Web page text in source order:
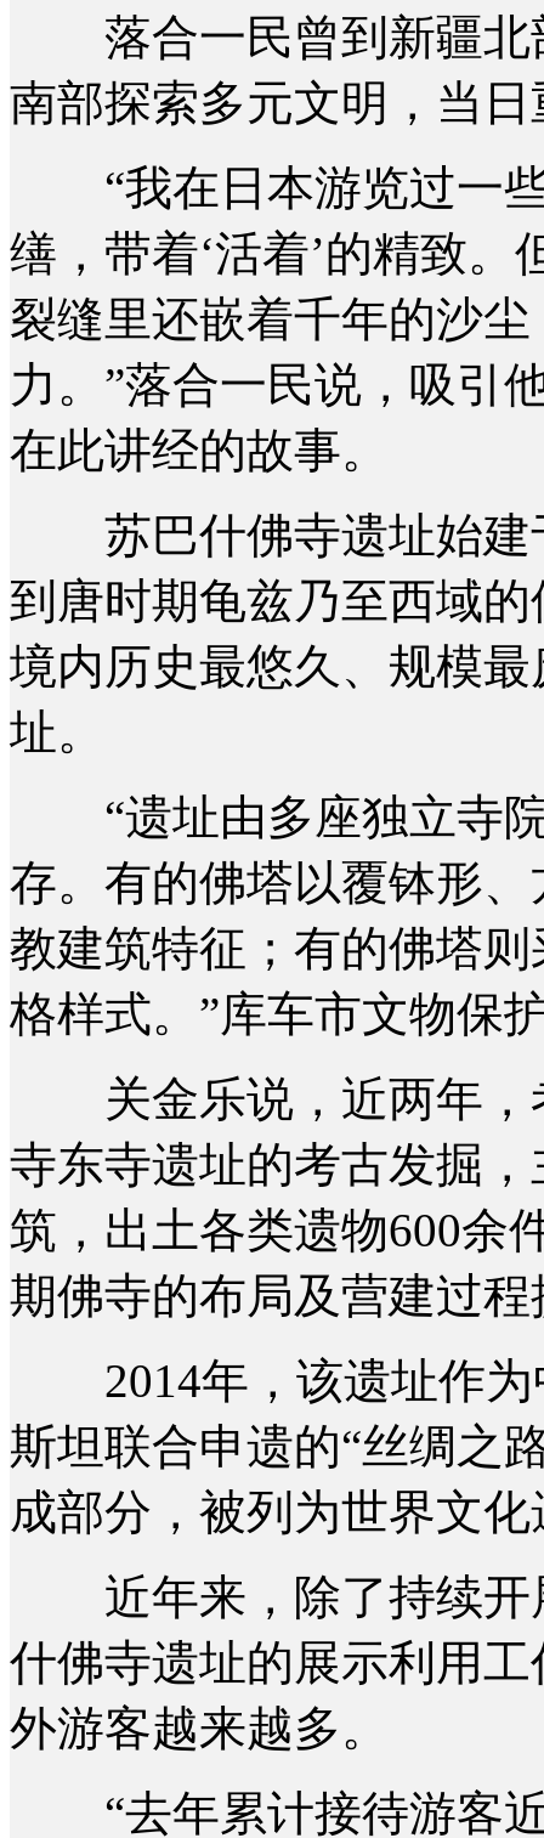
落合一民曾到新疆北
南部探索多元文明，当
“我在日本游览过一些
缮，带着‘活着’的精致
裂缝里还嵌着千年的沙
力。”落合一民说，吸引
在此讲经的故事。
苏巴什佛寺遗址始建
到唐时期龟兹乃至西域
境内历史最悠久、规模
址。
“遗址由多座独立寺院
存。有的佛塔以覆钵形
教建筑特征；有的佛塔
格样式。”库车市文物保
关金乐说，近两年，
寺东寺遗址的考古发掘
筑，出土各类遗物600余
期佛寺的布局及营建过
2014年，该遗址作为
斯坦联合申遗的“丝绸之
成部分，被列为世界文
近年来，除了持续开
什佛寺遗址的展示利用
外游客越来越多。
“去年累计接待游客近